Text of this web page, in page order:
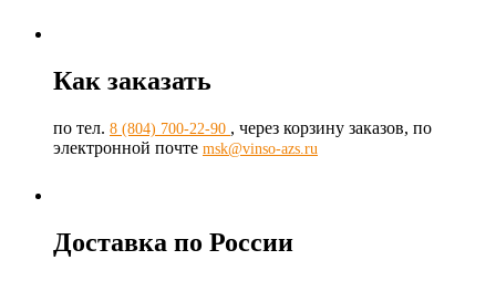
Как заказать
по тел. 8 (804) 700-22-90 , через корзину заказов, по
электронной почте msk@vinso-azs.ru
Доставка по России